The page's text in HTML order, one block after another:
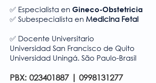
✅ Especialista en Gineco-Obstetricia
✅ Subespecialista en Medicina Fetal
✅ Docente Universitario
Universidad San Francisco de Quito
Universidad Uningá. São Paulo-Brasil
PBX: 023401887| 0998131277